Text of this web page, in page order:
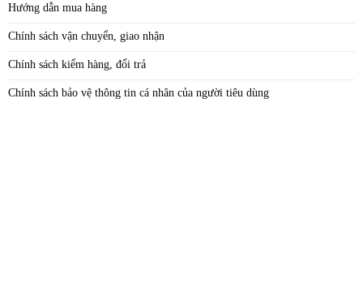
Hướng dẫn mua hàng
Chính sách vận chuyển, giao nhận
Chính sách kiểm hàng, đổi trả
Chính sách bảo vệ thông tin cá nhân của người tiêu dùng